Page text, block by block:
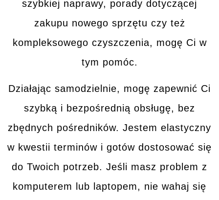
szybkiej naprawy, porady dotyczącej
zakupu nowego sprzętu czy też
kompleksowego czyszczenia, mogę Ci w
tym pomóc.
Działając samodzielnie, mogę zapewnić Ci
szybką i bezpośrednią obsługę, bez
zbędnych pośredników. Jestem elastyczny
w kwestii terminów i gotów dostosować się
do Twoich potrzeb. Jeśli masz problem z
komputerem lub laptopem, nie wahaj się